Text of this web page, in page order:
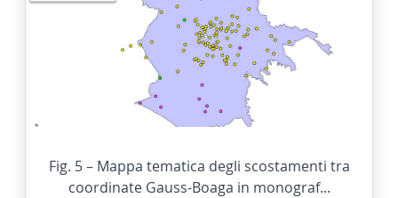
Fig. 5 – Mappa tematica degli scostamenti tra
coordinate Gauss-Boaga in monograf...